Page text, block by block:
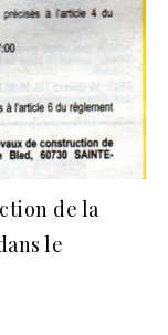
de la
le